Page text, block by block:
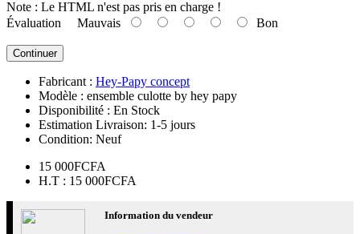
Note : Le HTML n'est pas pris en charge !
Évaluation Mauvais Bon
Continuer
Fabricant : Hey-Papy concept
Modèle : ensemble culotte by hey papy
Disponibilité : En Stock
Estimation Livraison: 1-5 jours
Condition: Neuf
15 000FCFA
H.T : 15 000FCFA
Information du vendeur